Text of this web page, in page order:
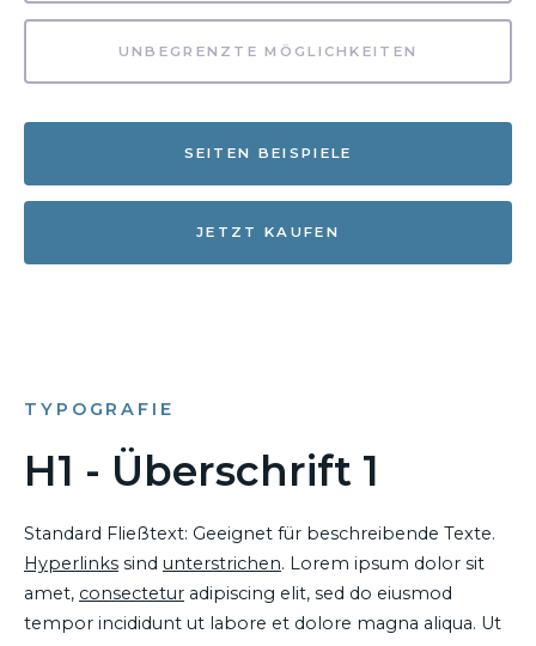
UNBEGRENZTE MÖGLICHKEITEN
SEITEN BEISPIELE
JETZT KAUFEN
TYPOGRAFIE
H1 - Überschrift 1
Standard Fließtext: Geeignet für beschreibende Texte.
Hyperlinks sind unterstrichen. Lorem ipsum dolor sit
amet, consectetur adipiscing elit, sed do eiusmod
tempor incididunt ut labore et dolore magna aliqua. Ut